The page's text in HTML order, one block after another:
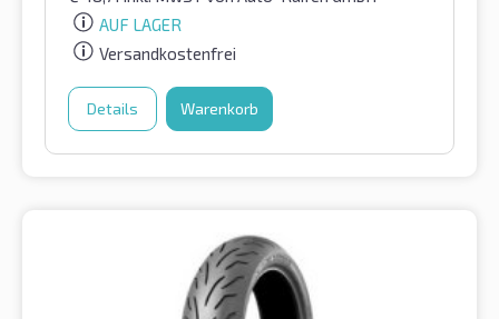
AUF LAGER
Versandkostenfrei
Details Warenkorb